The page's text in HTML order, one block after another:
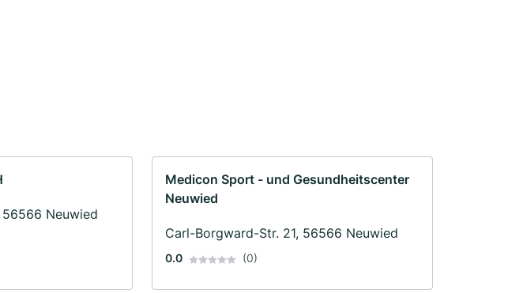
Neuwied
Medicon Sport - und Gesundheitscenter
Neuwied
Carl-Borgward-Str. 21, 56566 Neuwied
0.0 (0)